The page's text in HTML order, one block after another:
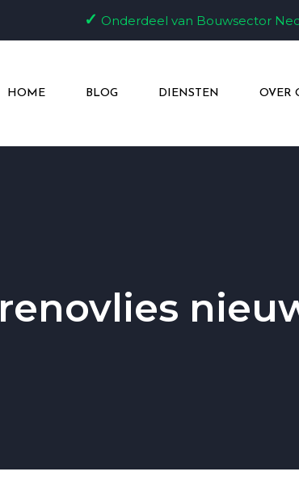
✓ Onderdeel van Bouwsector
HOME BLOG DIENSTEN OVER
renovlies